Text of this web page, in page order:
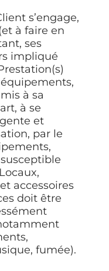
s’engage,
à faire en
ses
impliqué
à sa
à se
et
par le
accessoires
doit être
fumée).